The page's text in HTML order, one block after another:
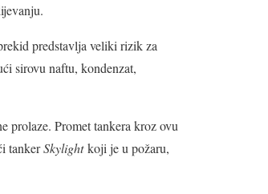
predstavlja veliki rizik za
sirovu naftu, kondenzat,
prolaze. Promet tankera kroz ovu
tankerSkylightkoji je u požaru,